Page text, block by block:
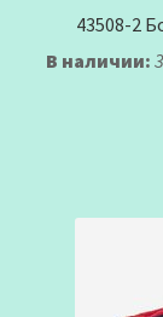
43508-2
В наличии: